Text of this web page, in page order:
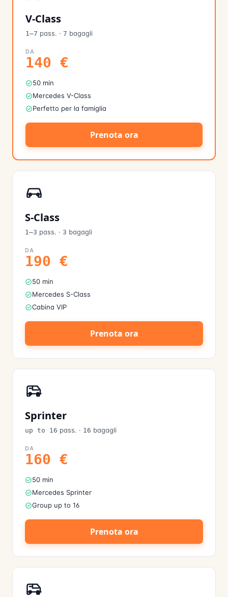
V-Class
1–7 pass. · 7 bagagli
DA
140 €
50 min
Mercedes V-Class
Perfetto per la famiglia
Prenota ora
S-Class
1–3 pass. · 3 bagagli
DA
190 €
50 min
Mercedes S-Class
Cabina VIP
Prenota ora
Sprinter
up to 16 pass. · 16 bagagli
DA
160 €
50 min
Mercedes Sprinter
Group up to 16
Prenota ora